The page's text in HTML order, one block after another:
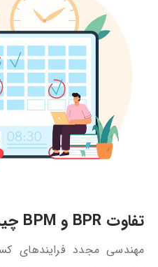
تفاوت BPR و BPM چیست؟